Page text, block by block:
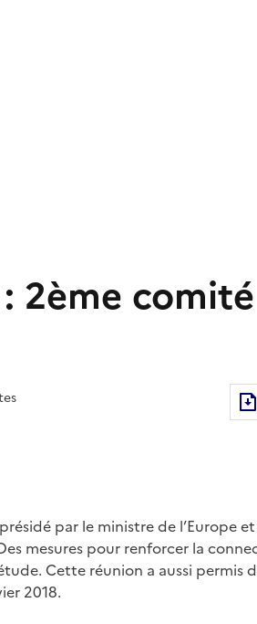
2ème
par le ministre de l’Europe et
mesures pour renforcer la
Cette réunion a aussi permis
2018.